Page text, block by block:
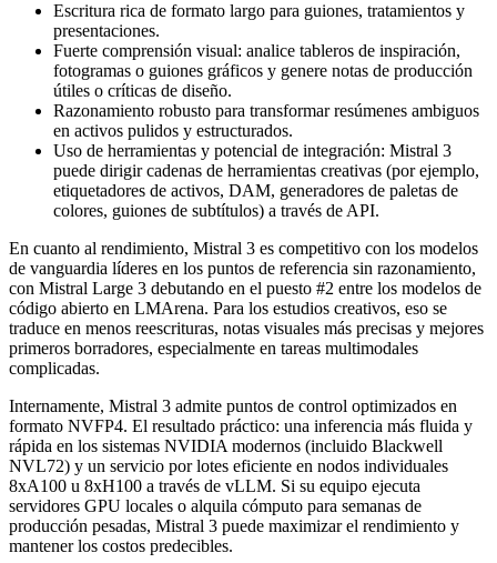
Escritura rica de formato largo para guiones, tratamientos y
presentaciones.
Fuerte comprensión visual: analice tableros de inspiración,
fotogramas o guiones gráficos y genere notas de producción
útiles o críticas de diseño.
Razonamiento robusto para transformar resúmenes ambiguos
en activos pulidos y estructurados.
Uso de herramientas y potencial de integración: Mistral 3
puede dirigir cadenas de herramientas creativas (por ejemplo,
etiquetadores de activos, DAM, generadores de paletas de
colores, guiones de subtítulos) a través de API.
En cuanto al rendimiento, Mistral 3 es competitivo con los modelos
de vanguardia líderes en los puntos de referencia sin razonamiento,
con Mistral Large 3 debutando en el puesto #2 entre los modelos de
código abierto en LMArena. Para los estudios creativos, eso se
traduce en menos reescrituras, notas visuales más precisas y mejores
primeros borradores, especialmente en tareas multimodales
complicadas.
Internamente, Mistral 3 admite puntos de control optimizados en
formato NVFP4. El resultado práctico: una inferencia más fluida y
rápida en los sistemas NVIDIA modernos (incluido Blackwell
NVL72) y un servicio por lotes eficiente en nodos individuales
8xA100 u 8xH100 a través de vLLM. Si su equipo ejecuta
servidores GPU locales o alquila cómputo para semanas de
producción pesadas, Mistral 3 puede maximizar el rendimiento y
mantener los costos predecibles.